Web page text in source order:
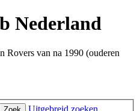
Nederland
van na 1990 (ouderen